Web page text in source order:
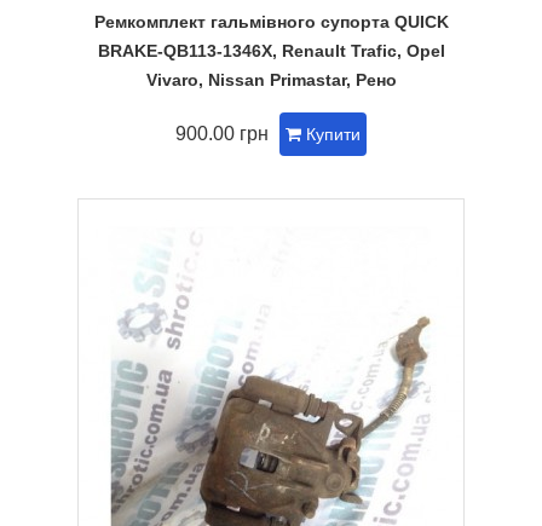
Ремкомплект гальмівного супорта QUICK
BRAKE-QB113-1346X, Renault Trafic, Opel
Vivaro, Nissan Primastar, Рено
900.00 грн Купити